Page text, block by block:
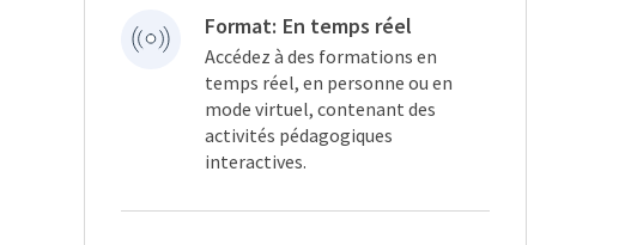
Format: En temps réel
Accédez à des formations en
temps réel, en personne ou en
mode virtuel, contenant des
activités pédagogiques
interactives.